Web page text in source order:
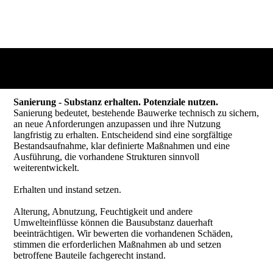
Sanierung - Substanz erhalten. Potenziale nutzen.
Sanierung bedeutet, bestehende Bauwerke technisch zu sichern,
an neue Anforderungen anzupassen und ihre Nutzung
langfristig zu erhalten. Entscheidend sind eine sorgfältige
Bestandsaufnahme, klar definierte Maßnahmen und eine
Ausführung, die vorhandene Strukturen sinnvoll
weiterentwickelt.
Erhalten und instand setzen.
Alterung, Abnutzung, Feuchtigkeit und andere
Umwelteinflüsse können die Bausubstanz dauerhaft
beeinträchtigen. Wir bewerten die vorhandenen Schäden,
stimmen die erforderlichen Maßnahmen ab und setzen
betroffene Bauteile fachgerecht instand.